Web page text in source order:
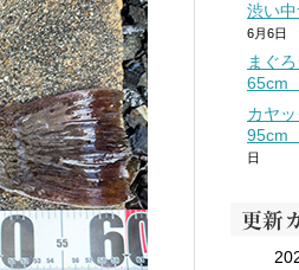
渋い
6月6日
まぐ
65cm
カヤ
95cm
日
更新